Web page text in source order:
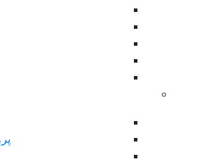
کتاب برچسبی
کتاب کار با قیچی
کتاب نقاشی
مهارت نوشتن
راهنمای والدین
پرورش نوزاد
پرورش کودک و خردسال
پرورش نوجوان